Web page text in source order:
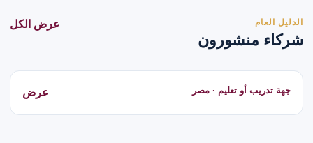
الدليل العام
شركاء منشورون
عرض الكل
جهة تدريب أو تعليم · مصر عرض